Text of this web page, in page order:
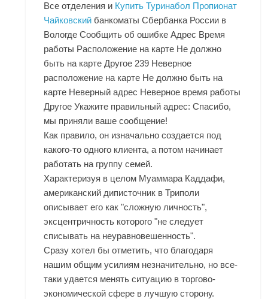
Все отделения и Купить Туринабол Пропионат
Чайковский банкоматы Сбербанка России в
Вологде Сообщить об ошибке Адрес Время
работы Расположение на карте Не должно
быть на карте Другое 239 Неверное
расположение на карте Не должно быть на
карте Неверный адрес Неверное время работы
Другое Укажите правильный адрес: Спасибо,
мы приняли ваше сообщение!
Как правило, он изначально создается под
какого-то одного клиента, а потом начинает
работать на группу семей.
Характеризуя в целом Муаммара Каддафи,
американский диписточник в Триполи
описывает его как "сложную личность",
эксцентричность которого "не следует
списывать на неуравновешенность".
Сразу хотел бы отметить, что благодаря
нашим общим усилиям незначительно, но все-
таки удается менять ситуацию в торгово-
экономической сфере в лучшую сторону.